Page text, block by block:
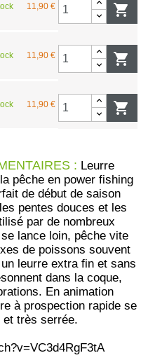
11,90 € 
11,90 € 
11,90 € 
: Leurre
pêche en power fishing
de début de saison
pentes douces et les
par de nombreux
lance loin, pêche vite
de poissons souvent
leurre extra fin et sans
dans la coque,
En animation
à prospection rapide se
très serrée.